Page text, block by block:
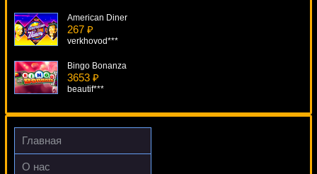
American Diner
267 ₽
verkhovod***
Bingo Bonanza
3653 ₽
beautif***
Inferno
4041 ₽
Главная
О нас